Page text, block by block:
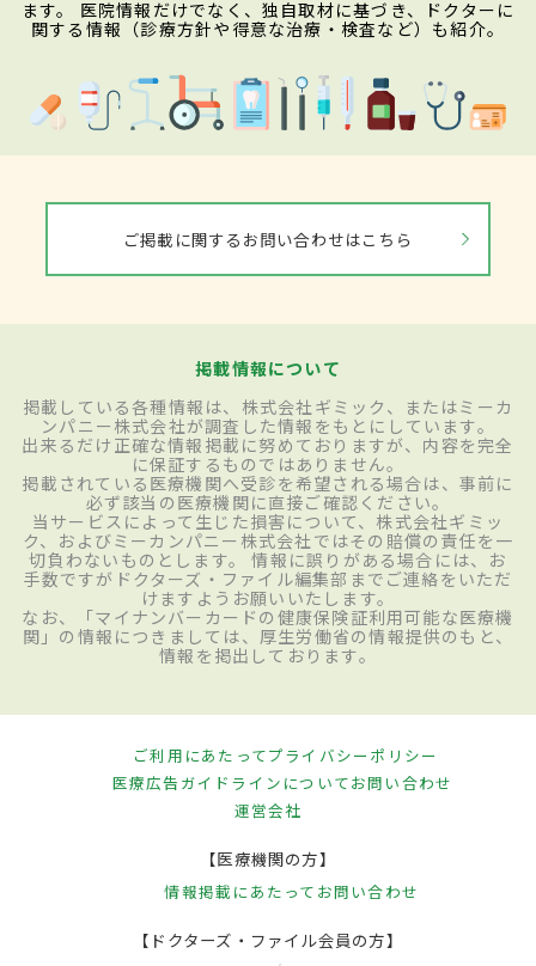
ます。 医院情報だけでなく、独自取材に基づき、ドクターに
関する情報（診療方針や得意な治療・検査など）も紹介。
ご掲載に関するお問い合わせはこちら
掲載情報について
掲載している各種情報は、株式会社ギミック、またはミーカ
ンパニー株式会社が調査した情報をもとにしています。
出来るだけ正確な情報掲載に努めておりますが、内容を完全
に保証するものではありません。
掲載されている医療機関へ受診を希望される場合は、事前に
必ず該当の医療機関に直接ご確認ください。
当サービスによって生じた損害について、株式会社ギミッ
ク、およびミーカンパニー株式会社ではその賠償の責任を一
切負わないものとします。 情報に誤りがある場合には、お
手数ですがドクターズ・ファイル編集部までご連絡をいただ
けますようお願いいたします。
なお、「マイナンバーカードの健康保険証利用可能な医療機
関」の情報につきましては、厚生労働省の情報提供のもと、
情報を掲出しております。
ご利用にあたってプライバシーポリシー
医療広告ガイドラインについてお問い合わせ
運営会社
【医療機関の方】
情報掲載にあたって お問い合わせ
【ドクターズ・ファイル会員の方】